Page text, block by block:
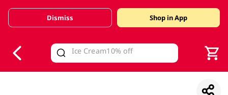
Valid Until 30 June 2026
Dismiss Shop in App